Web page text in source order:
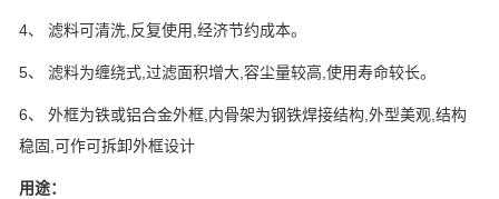
4、 滤料可清洗 反复使用 经济节约成本。
5、 滤料为缠绕式 过滤面积增大 容尘量较高 使用寿命较长。
6、 外框为铁或铝合金外框 内骨架为钢铁焊接结构 外型美观 结构
稳固 可作可拆卸外框设计
用途：